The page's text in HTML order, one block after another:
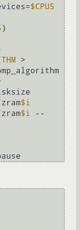
$CPUS
>
zram
$i
zram
$i --